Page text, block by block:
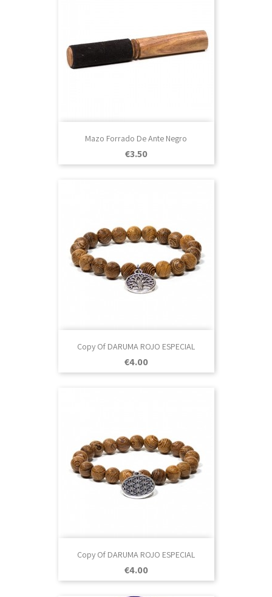
Mazo Forrado De Ante Negro
Price
€3.50
Copy Of DARUMA ROJO ESPECIAL
Price
€4.00
Copy Of DARUMA ROJO ESPECIAL
Price
€4.00